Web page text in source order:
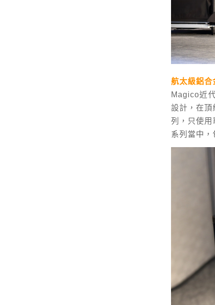
航太級鋁合
Magico近
設計，在頂
列，只使用
系列當中，